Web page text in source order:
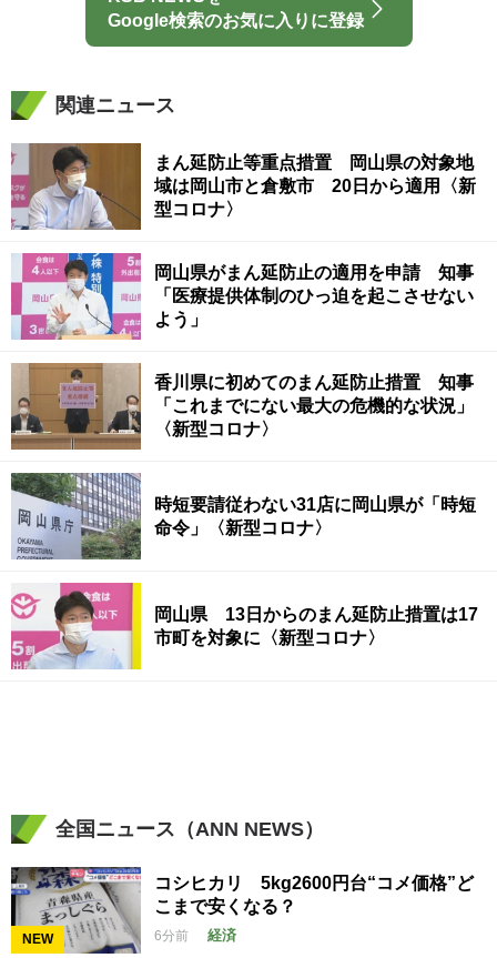
Google検索のお気に入りに登録
関連ニュース
まん延防止等重点措置 岡山県の対象地
域は岡山市と倉敷市 20日から適用〈新
型コロナ〉
岡山県がまん延防止の適用を申請 知事
「医療提供体制のひっ迫を起こさせない
よう」
香川県に初めてのまん延防止措置 知事
「これまでにない最大の危機的な状況」
〈新型コロナ〉
時短要請従わない31店に岡山県が「時短
命令」〈新型コロナ〉
岡山県 13日からのまん延防止措置は17
市町を対象に〈新型コロナ〉
全国ニュース（ANN NEWS）
NEW
コシヒカリ 5kg2600円台“コメ価格”ど
こまで安くなる？
6分前 経済